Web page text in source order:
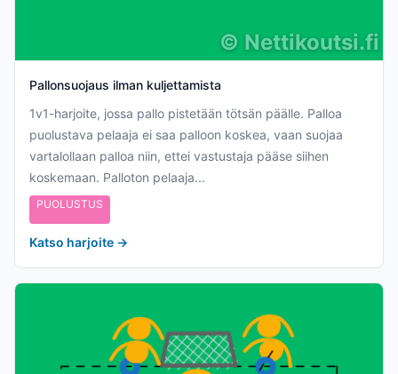
© Nettikoutsi.fi
Pallonsuojaus ilman kuljettamista
1v1-harjoite, jossa pallo pistetään tötsän päälle. Palloa
puolustava pelaaja ei saa palloon koskea, vaan suojaa
vartalollaan palloa niin, ettei vastustaja pääse siihen
koskemaan. Palloton pelaaja...
PUOLUSTUS
Katso harjoite →